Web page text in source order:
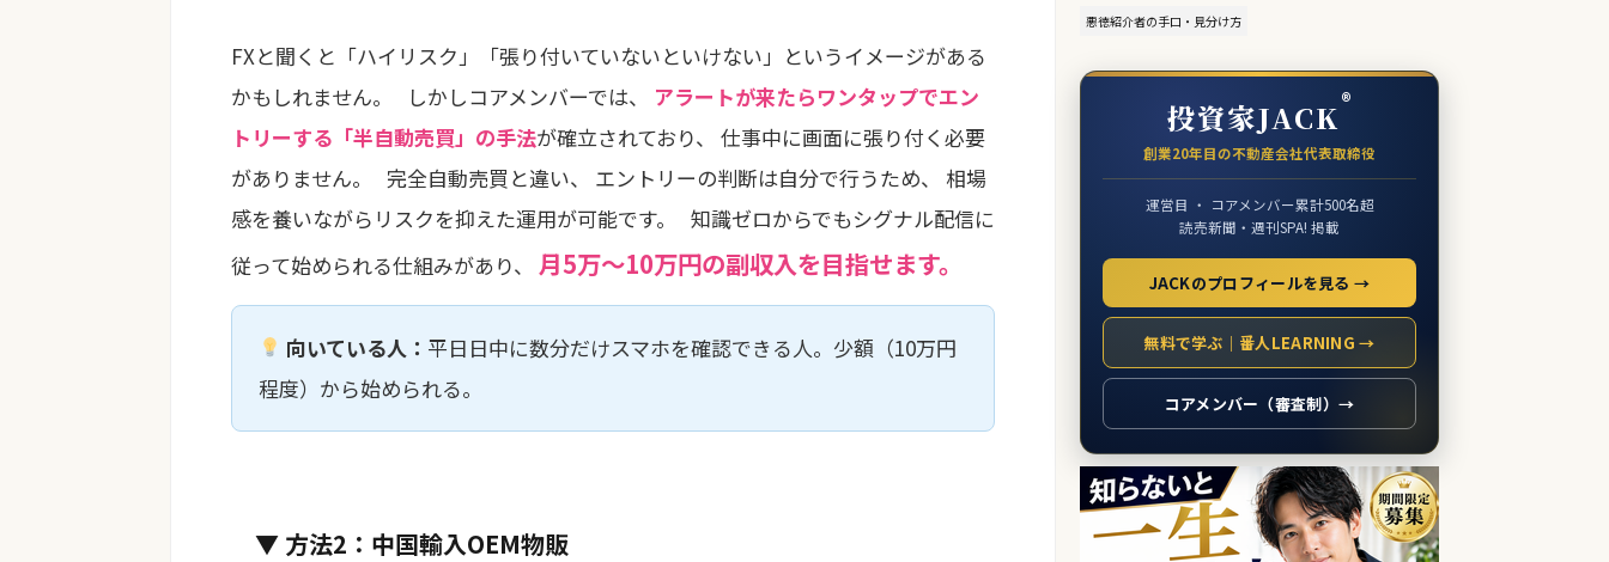
FXと聞くと「ハイリスク」「張り付いていないといけない」というイメージがある
かもしれません。 しかしコアメンバーでは、 アラートが来たらワンタップでエン
トリーする「半自動売買」の手法が確立されており、 仕事中に画面に張り付く必要
がありません。 完全自動売買と違い、 エントリーの判断は自分で行うため、 相場
感を養いながらリスクを抑えた運用が可能です。 知識ゼロからでもシグナル配信に
従って始められる仕組みがあり、 月5万〜10万円の副収入を目指せます。
向いている人： 平日日中に数分だけスマホを確認できる人。少額（10万円
程度）から始められる。
▼ 方法2：中国輸入OEM物販
悪徳紹介者の手口・見分け方
投資家JACK®
創業20年目の不動産会社代表取締役
運営目 ・ コアメンバー累計500名超
読売新聞・週刊SPA! 掲載
JACKのプロフィールを見る →
無料で学ぶ｜番人LEARNING →
コアメンバー（審査制）→